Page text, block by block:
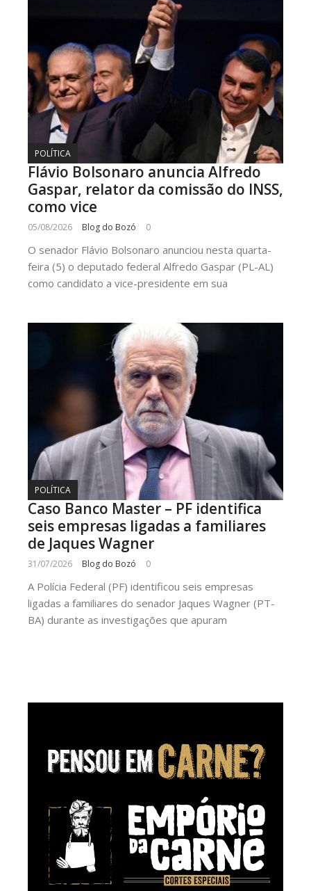
POLÍTICA
Flávio Bolsonaro anuncia Alfredo
Gaspar, relator da comissão do INSS,
como vice
05/08/2026 Blog do Bozó 0
O senador Flávio Bolsonaro anunciou nesta quarta-
feira (5) o deputado federal Alfredo Gaspar (PL-AL)
como candidato a vice-presidente em sua
POLÍTICA
Caso Banco Master – PF identifica
seis empresas ligadas a familiares
de Jaques Wagner
31/07/2026 Blog do Bozó 0
A Polícia Federal (PF) identificou seis empresas
ligadas a familiares do senador Jaques Wagner (PT-
BA) durante as investigações que apuram